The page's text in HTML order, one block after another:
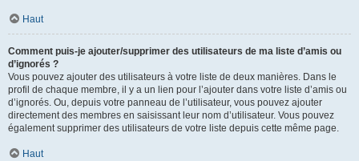
Haut
Comment puis-je ajouter/supprimer des utilisateurs de ma liste d’amis ou
d’ignorés ?
Vous pouvez ajouter des utilisateurs à votre liste de deux manières. Dans le
profil de chaque membre, il y a un lien pour l’ajouter dans votre liste d’amis ou
d’ignorés. Ou, depuis votre panneau de l’utilisateur, vous pouvez ajouter
directement des membres en saisissant leur nom d’utilisateur. Vous pouvez
également supprimer des utilisateurs de votre liste depuis cette même page.
Haut